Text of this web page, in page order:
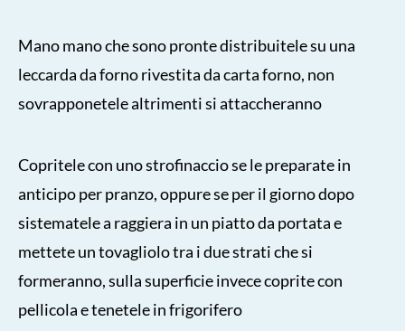
Mano mano che sono pronte distribuitele su una
leccarda da forno rivestita da carta forno, non
sovrapponetele altrimenti si attaccheranno
Copritele con uno strofinaccio se le preparate in
anticipo per pranzo, oppure se per il giorno dopo
sistematele a raggiera in un piatto da portata e
mettete un tovagliolo tra i due strati che si
formeranno, sulla superficie invece coprite con
pellicola e tenetele in frigorifero